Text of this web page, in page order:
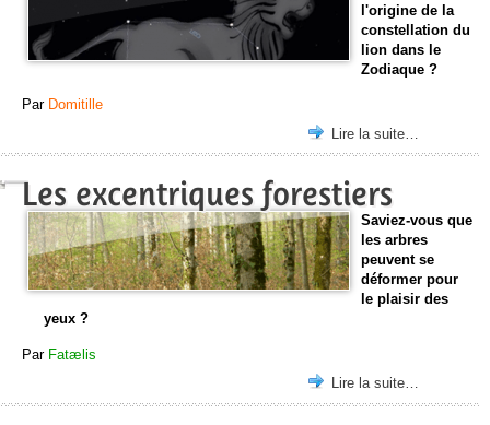
l'origine de la
constellation du
lion dans le
Zodiaque ?
Par Domitille
Lire la suite…
Les excentriques forestiers
Saviez-vous que
les arbres
peuvent se
déformer pour
le plaisir des
yeux ?
Par Fatælis
Lire la suite…